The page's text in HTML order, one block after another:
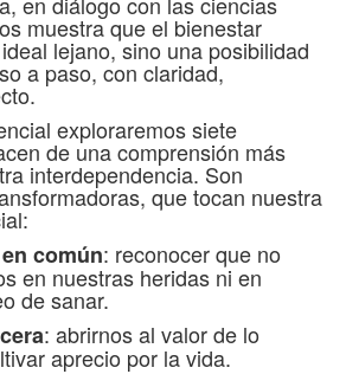
muestra que el bienestar
lejano, sino una posibilidad
a paso, con claridad,
exploraremos siete
de una comprensión más
interdependencia. Son
que tocan nuestra
común: reconocer que no
en nuestras heridas ni en
de sanar.
: abrirnos al valor de lo
aprecio por la vida.